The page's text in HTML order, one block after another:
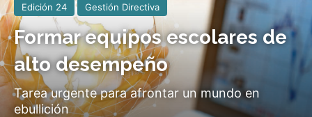
Edición 24 Gestión Directiva
Formar equipos escolares de
alto desempeño
Tarea urgente para afrontar un mundo en
ebullición